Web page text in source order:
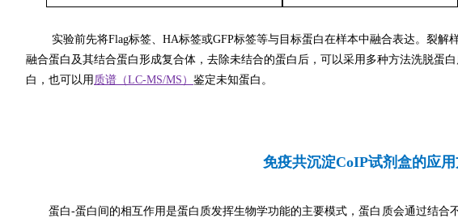
实验前先将Flag标签、HA标签或GFP标签等与目标蛋白在样本中融合表达。裂
融合蛋白及其结合蛋白形成复合体，去除未结合的蛋白后，可以采用多种方法洗脱蛋白
白，也可以用 质谱（LC-MS/MS） 鉴定未知蛋白。
免疫共沉淀CoIP试剂盒的应用
蛋白-蛋白间的相互作用是蛋白质发挥生物学功能的主要模式，蛋白质会通过结合